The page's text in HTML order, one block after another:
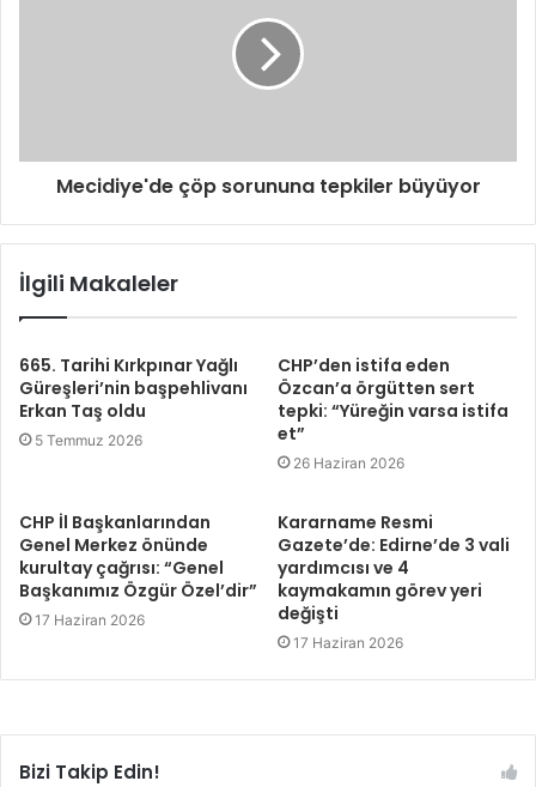
Mecidiye'de çöp sorununa tepkiler büyüyor
İlgili Makaleler
665. Tarihi Kırkpınar Yağlı
Güreşleri’nin başpehlivanı
Erkan Taş oldu
5 Temmuz 2026
CHP’den istifa eden
Özcan’a örgütten sert
tepki: “Yüreğin varsa istifa
et”
26 Haziran 2026
CHP İl Başkanlarından
Genel Merkez önünde
kurultay çağrısı: “Genel
Başkanımız Özgür Özel’dir”
17 Haziran 2026
Kararname Resmi
Gazete’de: Edirne’de 3 vali
yardımcısı ve 4
kaymakamın görev yeri
değişti
17 Haziran 2026
Bizi Takip Edin!